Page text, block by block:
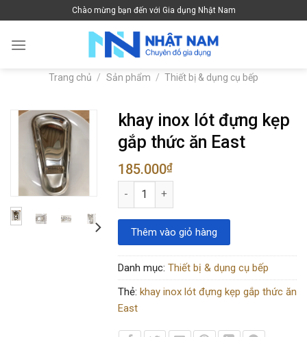
to
content
Chào mừng bạn đến với Gia dụng Nhật Nam
Trang chủ / Sản phẩm / Thiết bị & dụng cụ bếp
khay inox lót đựng kẹp
gắp thức ăn East
185.000₫
khay inox lót đựng kẹp gắp thức ăn East
Thêm vào giỏ hàng
Danh mục: Thiết bị & dụng cụ bếp
Thẻ: khay inox lót đựng kẹp gắp thức ăn
East